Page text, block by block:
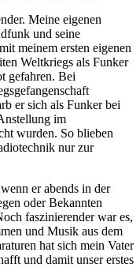
Meine eigenen
und seine
meinem ersten eigenen
Weltkriegs als Funker
gefahren. Bei
er sich als Funker bei
im
wurden. So blieben
nur zur
er abends in der
oder Bekannten
faszinierender war es,
und Musik aus dem
hat sich mein Vater
und damit unser erstes